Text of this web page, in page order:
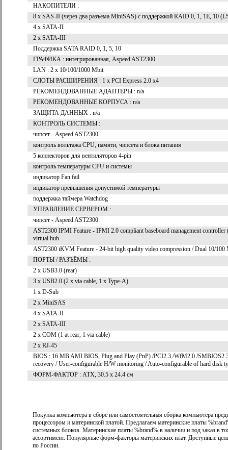
НАКОПИТЕЛИ :
8 x SAS-II (через два разъема MiniSAS) с поддержкой RAID 0, 1, 1E, 10
4 x SATA-II
2 x SATA-III
Поддержка SATA RAID 0, 1, 5, 10
ГРАФИКА : интегрированная, Aspeed AST2300
LAN : 2 x 10/100/1000 Mbit
СЛОТЫ РАСШИРЕНИЯ : 1 x PCI Express 2.0 x4
РЕКОМЕНДОВАННЫЕ АДАПТЕРЫ : n/a
РЕКОМЕНДОВАННЫЕ КОРПУСА : n/a
ЗАЩИТА ДАННЫХ : n/a
КОНТРОЛЬ СИСТЕМЫ :
чипсет - Aspeed AST2300
контроль вольтажа CPU, памяти, чипсета и блока питания
5 коннекторов для вентиляторов 4-pin
контроль температуры CPU и системы
индикатор Fan fail
индикатор превышения допустимой температуры
поддержка таймера Watchdog
УПРАВЛЕНИЕ СЕРВЕРОМ :
чипсет - Aspeed AST2300
AST2300 IPMI Feature - IPMI 2.0 compliant baseboard management
virtual hub
AST2300 iKVM Feature - 24-bit high quality video compression / Dual 10/100
ПОРТЫ / РАЗЪЁМЫ :
2 x USB3.0 (rear)
3 x USB2.0 (2 x via cable, 1 x Type-A)
1 x D-Sub
2 x MiniSAS
4 x SATA-II
2 x SATA-III
2 x COM (1 at rear, 1 via cable)
2 x RJ-45
BIOS : 16 MB AMI BIOS, Plug and Play (PnP) /PCI2.3 /WfM2.0 /
recovery / User-configurable H/W monitoring / Auto-configurable of hard disk
ФОРМ-ФАКТОР : ATX, 30.5 x 24.4 см
Покупка компьютера в сборе или самостоятельная сборка компьютера
процессором и материнской платой. Предлагаем материнские платы
системных блоков. Материнские платы %brand% в наличии и под заказ в
ассортимент. Популярные форм-факторы материнских плат. Доступные
по России.